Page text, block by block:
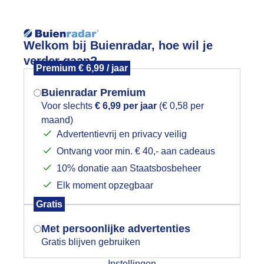
Welkom bij Buienradar, hoe wil je
verder gaan?
Premium € 6,99 / jaar
Buienradar Premium
Voor slechts € 6,99 per jaar (€ 0,58 per
maand)
Advertentievrij en privacy veilig
Ontvang voor min. € 40,- aan cadeaus
10% donatie aan Staatsbosbeheer
Elk moment opzegbaar
Gratis
Met persoonlijke advertenties
Gratis blijven gebruiken
Lees meer.
Foto en video Weerzine
Zoeken in
eendje in de Valle in
Mogen we je locatie gebruiken voor
het weer?
Indien je hier nog geen akkoord op hebt
gegeven, verschijnt er zo een pop-up uit
je browser waarin deze toestemming
gevraagd wordt.